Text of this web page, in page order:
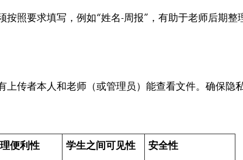
照要求填写，例如“姓名-周报”，有助于老师后期
传者本人和老师（或管理员）能查看文件。确保隐
便利性 学生之间可见性 安全性